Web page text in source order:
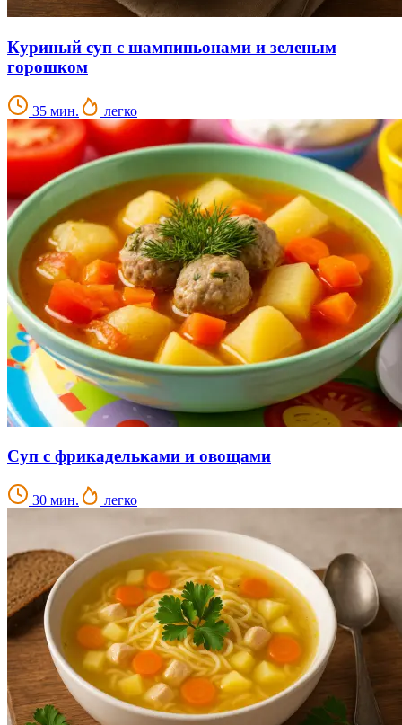
Куриный суп с шампиньонами и зеленым
горошком
35 мин. легко
Суп с фрикадельками и овощами
30 мин. легко